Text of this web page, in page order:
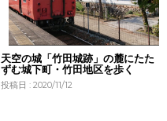
天空の城「竹田城跡」の麓にたた
ずむ城下町・竹田地区を歩く
投稿日 : 2020/11/12